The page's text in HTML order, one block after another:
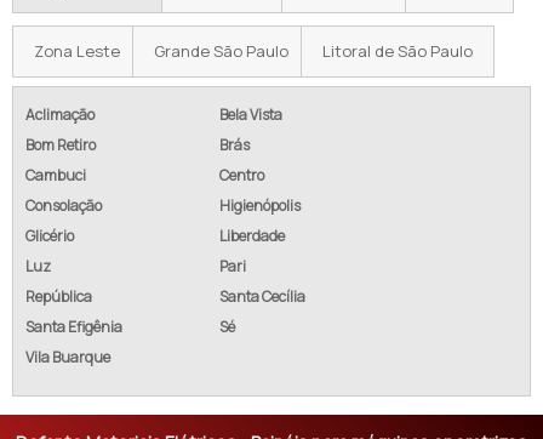
Zona Leste Grande São Paulo Litoral de São Paulo
Aclimação
Bela Vista
Bom Retiro
Brás
Cambuci
Centro
Consolação
Higienópolis
Glicério
Liberdade
Luz
Pari
República
Santa Cecília
Santa Efigênia
Sé
Vila Buarque